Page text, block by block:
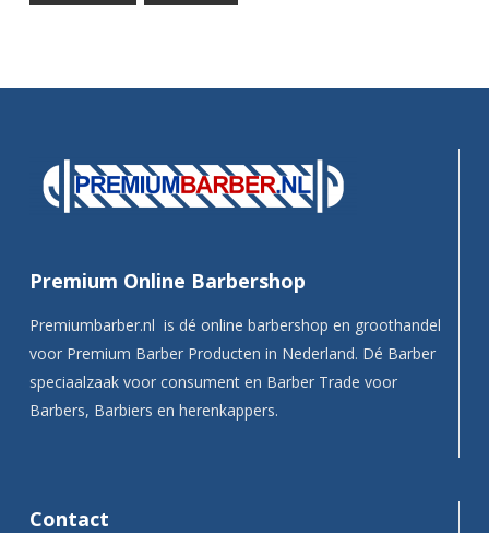
Premium Online Barbershop
Premiumbarber.nl is dé online barbershop en groothandel
voor Premium Barber Producten in Nederland. Dé Barber
speciaalzaak voor consument en Barber Trade voor
Barbers, Barbiers en herenkappers.
Contact